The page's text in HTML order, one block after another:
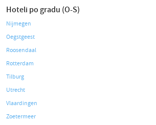
Hoteli po gradu (O-S)
Nijmegen
Oegstgeest
Roosendaal
Rotterdam
Tilburg
Utrecht
Vlaardingen
Zoetermeer